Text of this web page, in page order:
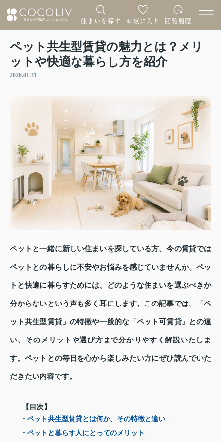
ペット共生型賃貸の魅力とは？メリ
ットや快適な暮らし方を紹介
2026.01.31
ペットと一緒に新しい住まいを探している方、今の賃貸では
ペットとの暮らしに不安やお悩みを感じていませんか。ペッ
トと快適に暮らすためには、どのような住まいを選ぶべきか
分からないという声も多く耳にします。この記事では、「ペ
ット共生型賃貸」の特徴や一般的な「ペット可賃貸」との違
い、そのメリットや選び方まで分かりやすく解説いたしま
す。ペットとの毎日を心から楽しみたい方にぜひ読んでいた
だきたい内容です。
【目次】
・ペット共生型賃貸とは何か、その特徴と違い
・ペットと暮らす人にとってのメリット